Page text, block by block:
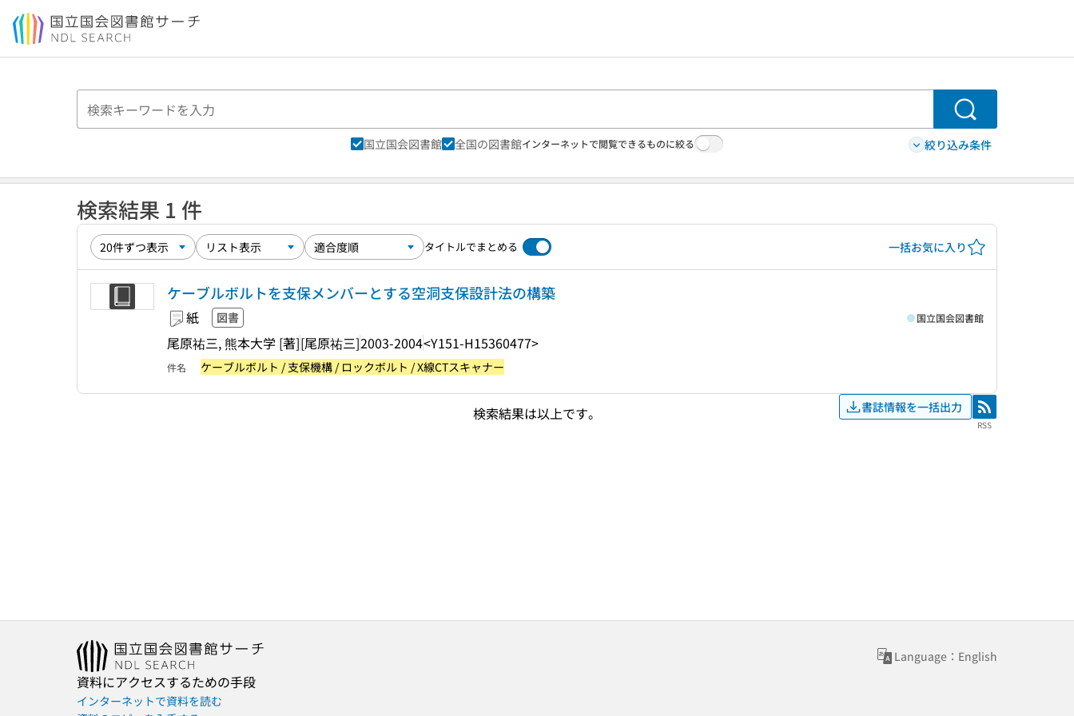
本文へ移動
検索
国立国会図書館 全国の図書館インターネットで閲覧できるものに絞る 絞り込み条件
検索結果 1 件
タイトルでまとめる 一括お気に入り
ケーブルボルトを支保メンバーとする空洞支保設計法の構築
紙 図書
尾原祐三, 熊本大学 [著][尾原祐三]2003-2004<Y151-H15360477>
国立国会図書館
件名 ケーブルボルト / 支保機構 / ロックボルト / X線CTスキャナー
検索結果は以上です。 書誌情報を一括出力 RSS
RSS
Language：English
資料にアクセスするための手段
インターネットで資料を読む